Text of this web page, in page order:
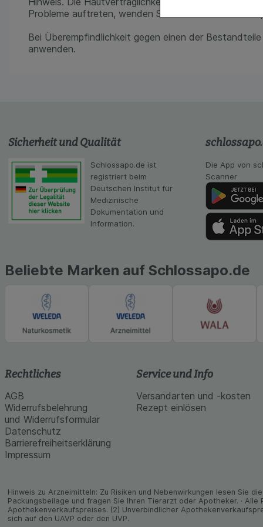
gestalten,
Verhaltensweisen
auf Ihre
Probleme auftreten, wenden Sie sich bitte an Ihren
Bei Überempfindlichkeit gegen einen der
anwenden.
Sicherheit und Qualität
Schlossapo.de ist
registriert beim
Deutschen Institut für
Medizinische
Dokumentation und
Information.
Die App von
Scanner
Beliebte Marken auf Schlossapo.de
Rechtliches
AGB
Widerrufsbelehrung
und Widerrufsformular
Datenschutz
Barrierefreiheitserklärung
Impressum
Service und Info
Versandarten und -kosten
Rezept einlösen
Hinweis zu Arzneimitteln: Zu Risiken und Neben­wirkungen lesen Sie
Packungs­beilage und fragen Sie Ihren Tier­arzt oder Apo­theker. ·
Apothekenverkaufspreises. (2) Unverbindlicher
sich auf den UAVP oder den UVP.